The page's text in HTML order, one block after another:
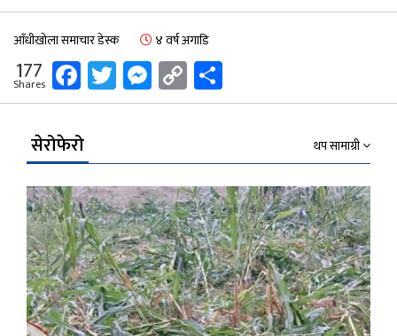
आँधीखोला समाचार डेस्क ४ वर्ष अगाडि
177
Shares Facebook
Twitter
Messenger
Copy
Link
सेरोफेरो थप सामाग्री